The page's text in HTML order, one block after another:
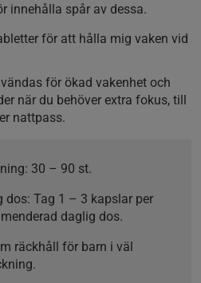
innehålla spår av dessa.
för att hålla mig vaken vid
för ökad vakenhet och
när du behöver extra fokus, till
nattpass.
30 – 90 st.
dos: Tag 1 – 3 kapslar per
daglig dos.
räckhåll för barn i väl